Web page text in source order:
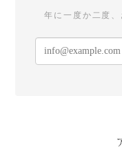
年に一度か二度